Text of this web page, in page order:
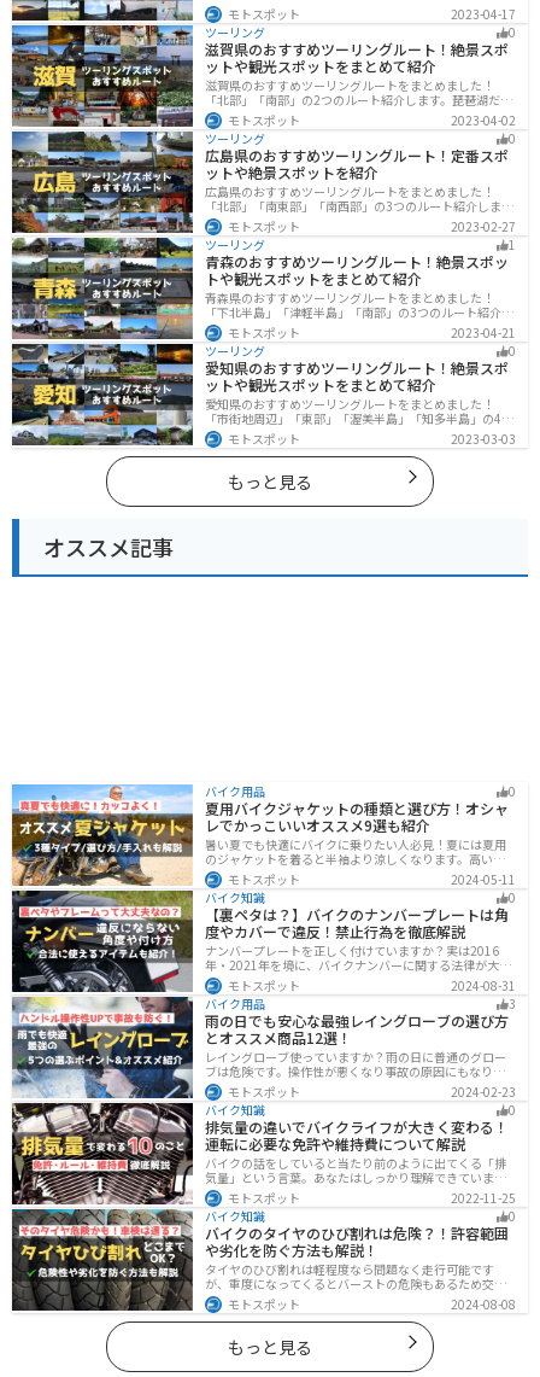
陸部には山々が連なり、海岸線は太平洋に面してるので
観光スポットが多数あります。バイクで福島県にツーリ
ングに行く際は参考にしてください。
モトスポット
2023-04-17
ツーリング
0
滋賀県のおすすめツーリングルート！絶景スポ
ットや観光スポットをまとめて紹介
滋賀県のおすすめツーリングルートをまとめました！
「北部」「南部」の2つのルート紹介します。琵琶湖だけ
でなく、比叡山ドライブウェイなどの山を楽しめるスポ
ットも多数あります。バイクで滋賀県にツーリングに行
く際は参考にしてください。
モトスポット
2023-04-02
ツーリング
0
広島県のおすすめツーリングルート！定番スポ
ットや絶景スポットを紹介
広島県のおすすめツーリングルートをまとめました！
「北部」「南東部」「南西部」の3つのルート紹介しま
す。自然豊かな山と海だけでなく、歴史的価値のある建
造物も多数あるので、飽きることなくツーリングを堪能
できます。バイクで広島県にツーリングに行く際は参考
にしてください。
モトスポット
2023-02-27
ツーリング
1
青森のおすすめツーリングルート！絶景スポッ
トや観光スポットをまとめて紹介
青森県のおすすめツーリングルートをまとめました！
「下北半島」「津軽半島」「南部」の3つのルート紹介し
ます。自然に恵まれた風光明媚な景色や歴史文化に触れ
られる観光スポットが多くあります。バイクで青森県に
ツーリングに行く際は参考にしてください。
モトスポット
2023-04-21
ツーリング
0
愛知県のおすすめツーリングルート！絶景スポ
ットや観光スポットをまとめて紹介
愛知県のおすすめツーリングルートをまとめました！
「市街地周辺」「東部」「渥美半島」「知多半島」の4つ
のルート紹介します。名古屋周辺の栄えたスポットから
山、海、美術館なども多数あり、自然・歴史・文化を満
喫するツーリングができます。バイクで愛知県にツーリ
ングに行く際は参考にしてください。
モトスポット 2023-03-03
もっと見る
オススメ記事
バイク用品 0
夏用バイクジャケットの種類と選び方！オシャ
レでかっこいいオススメ9選も紹介
暑い夏でも快適にバイクに乗りたい人必見！夏には夏用
のジャケットを着ると半袖より涼しくなります。高い透
湿性のフルメッシュ素材やハーフメッシュはもちろん、
デザイン性に優れたテキスタイルジャケットもあるの
で、カッコよくバイクに乗りたい人でも使える装備があ
ります。
モトスポット
2024-05-11
バイク知識
0
【裏ペタは？】バイクのナンバープレートは角
度やカバーで違反！禁止行為を徹底解説
ナンバープレートを正しく付けていますか？実は2016
年・2021年を境に、バイクナンバーに関する法律が大き
く変わっています！角度やカバー、ステーなど昔は大丈
夫でも今は違法になるケースが発生します。正しく理解
して、今一度見直してみましょう。合法で使えるアイテ
ムも紹介します。
モトスポット
2024-08-31
バイク用品
3
雨の日でも安心な最強レイングローブの選び方
とオススメ商品12選！
レイングローブ使っていますか？雨の日に普通のグロー
ブは危険です。操作性が悪くなり事故の原因にもなりま
す。安全と快適に運転するためにもしっかりとしたレイ
ングローブを準備しておきましょう。この記事ではレイ
ングローブの選び方とオススメを紹介します。
モトスポット
2024-02-23
バイク知識
0
排気量の違いでバイクライフが大きく変わる！
運転に必要な免許や維持費について解説
バイクの話をしていると当たり前のように出てくる「排
気量」という言葉。あなたはしっかり理解できています
か？ バイクはクルマと違い、排気量によって必要な免
許・走れる道路の区分・車検の有無などが細かく変わっ
てきます。これらはバイクライフに大きく関わるもので
すので、正しく理解しておきましょう。
モトスポット
2022-11-25
バイク知識
0
バイクのタイヤのひび割れは危険？！許容範囲
や劣化を防ぐ方法も解説！
タイヤのひび割れは軽程度なら問題なく走行可能です
が、重度になってくるとバーストの危険もあるため交換
が必要です。どの程度なら大丈夫なのか、タイヤのひび
割れを防ぐ方法などまとめました。快適安全にバイクに
乗るためにもしっかりとチェックしておきましょう。
モトスポット 2024-08-08
もっと見る